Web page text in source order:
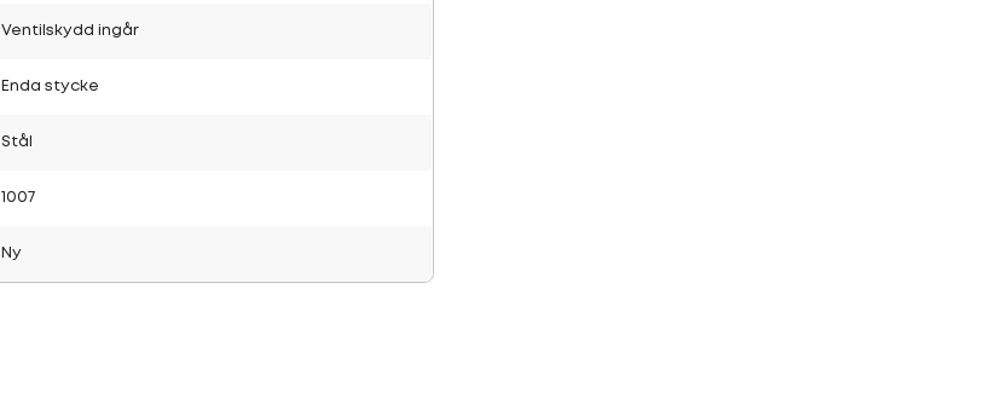
Ventilskydd ingår
Enda stycke
Stål
1007
Ny